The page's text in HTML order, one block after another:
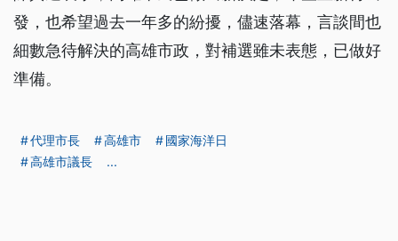
發，也希望過去一年多的紛擾，儘速落幕，言談間也
細數急待解決的高雄市政，對補選雖未表態，已做好
準備。
代理市長 高雄市
國家海洋日
高雄市議長
...